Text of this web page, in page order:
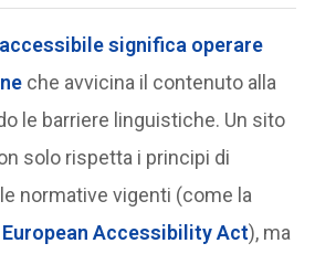
significa operare
che avvicina il contenuto alla
le barriere linguistiche. Un sito
solo rispetta i principi di
normative vigenti (come la
European Accessibility Act), ma